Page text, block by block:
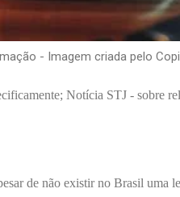
- Imagem criada pelo
Notícia STJ - sobre
de não existir no Brasil uma